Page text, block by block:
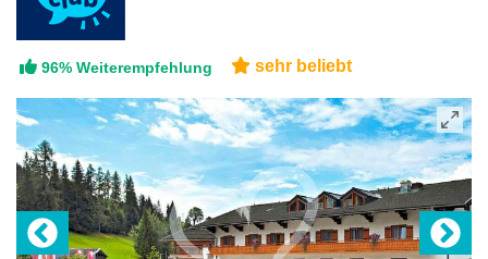
96% Weiterempfehlung sehr beliebt